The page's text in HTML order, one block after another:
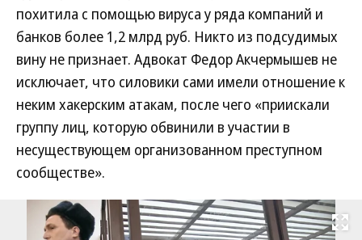
похитила с помощью вируса у ряда компаний и
банков более 1,2 млрд руб. Никто из подсудимых
вину не признает. Адвокат Федор Акчермышев не
исключает, что силовики сами имели отношение к
неким хакерским атакам, после чего «приискали
группу лиц, которую обвинили в участии в
несуществующем организованном преступном
сообществе».
Развернуть